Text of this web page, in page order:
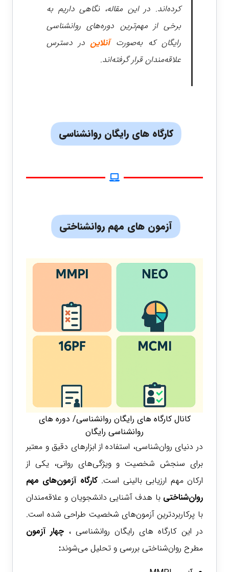
کرده‌اند. در این مقاله، نگاهی داریم به
برخی از مهم‌ترین دوره‌های روانشناسی
رایگان که به‌صورت آنلایندر دسترس
علاقه‌مندان قرار گرفته‌اند.
کارگاه های رایگان روانشناسی
آزمون های مهم روانشناختی
کانال کارگاه های رایگان روانشناسی/ دوره های
روانشناسی رایگان
در دنیای روان‌شناسی، استفاده از ابزارهای دقیق و معتبر
برای سنجش شخصیت و ویژگی‌های روانی، یکی از
ارکان مهم ارزیابی بالینی است. کارگاه آزمون‌های مهم
روان‌شناختی با هدف آشنایی دانشجویان و علاقه‌مندان
با پرکاربردترین آزمون‌های شخصیت طراحی شده است.
در این کارگاه های رایگان روانشناسی ، چهار آزمون
مطرح روان‌شناختی بررسی و تحلیل می‌شوند: